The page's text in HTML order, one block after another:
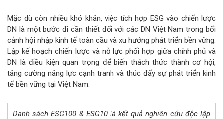
Mặc dù còn nhiều khó khăn, việc tích hợp ESG vào chiến lược
DN là một bước đi cần thiết đối với các DN Việt Nam trong bối
cảnh hội nhập kinh tế toàn cầu và xu hướng phát triển bền vững.
Lập kế hoạch chiến lược và nỗ lực phối hợp giữa chính phủ và
DN là điều kiện quan trọng để biến thách thức thành cơ hội,
tăng cường năng lực cạnh tranh và thúc đẩy sự phát triển kinh
tế bền vững tại Việt Nam.
Danh sách ESG100 & ESG10 là kết quả nghiên cứu độc lập